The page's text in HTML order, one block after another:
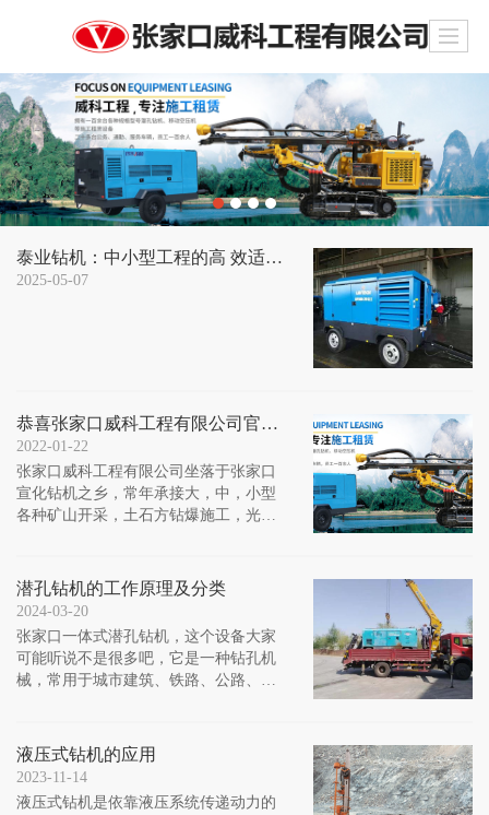
泰业钻机：中小型工程的高 效适配之选
2025-05-07
恭喜张家口威科工程有限公司官网上线
2022-01-22
张家口威科工程有限公司坐落于张家口
宣化钻机之乡，常年承接大，中，小型
各种矿山开采，土石方钻爆施工，光伏
公司合作，完成了煤矿，铁矿，铝矿等
矿山的开采。
潜孔钻机的工作原理及分类
2024-03-20
张家口一体式潜孔钻机，这个设备大家
可能听说不是很多吧，它是一种钻孔机
械，常用于城市建筑、铁路、公路、河
液压式钻机的应用
2023-11-14
液压式钻机是依靠液压系统传递动力的